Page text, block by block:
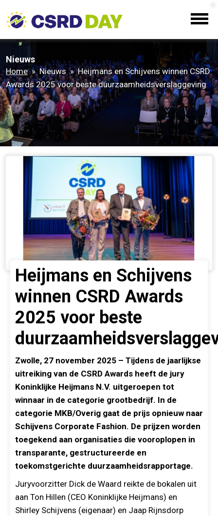
Nieuws
Home» Nieuws » Heijmans en Schijvens winnen CSRD
Awards 2025 voor beste duurzaamheidsverslaggeving
Heijmans en Schijvens
winnen CSRD Awards
2025 voor beste
Zwolle, 27 november 2025 – Tijdens de jaarlijkse
uitreiking van de CSRD Awards heeft de jury
Koninklijke Heijmans N.V. uitgeroepen tot
winnaar in de categorie grootbedrijf. In de
categorie MKB/Overig gaat de prijs opnieuw naar
Schijvens Corporate Fashion. De prijzen worden
toegekend aan organisaties die vooroplopen in
transparante, gestructureerde en
toekomstgerichte duurzaamheidsrapportage.
Juryvoorzitter Dick de Waard reikte de bokalen uit
aan Ton Hillen (CEO Koninklijke Heijmans) en
Shirley Schijvens (eigenaar) en Jaap Rijnsdorp